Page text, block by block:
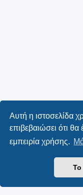
Αυτή η ιστοσελίδα
επιβεβαιώσει ότι θα
εμπειρία χρήσης.
Το